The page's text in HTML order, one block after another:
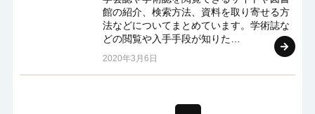
館の紹介、検索方法、資料を取り寄せる方
法などについてまとめています。学術誌な
どの閲覧や入手手段が知りた…
2020年3月6日